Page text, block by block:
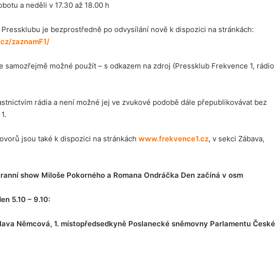
a neděli v 17.30 až 18.00 h
je bezprostředně po odvysílání nově k dispozici na stránkách:
zaznamF1/
samozřejmě možné použít – s odkazem na zdroj (Pressklub Frekvence 1, rádio
rádia a není možné jej ve zvukové podobě dále přepublikovávat bez
jsou také k dispozici na stránkách www.frekvence1.cz, v sekci Zábava,
show Miloše Pokorného a Romana Ondráčka Den začíná v osm
5.10 – 9.10:
Němcová, 1. místopředsedkyně Poslanecké sněmovny Parlamentu České